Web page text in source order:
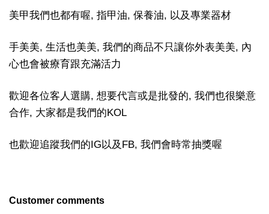
美甲我們也都有喔, 指甲油, 保養油, 以及專業器材
手美美, 生活也美美, 我們的商品不只讓你外表美美, 內
心也會被療育跟充滿活力
歡迎各位客人選購, 想要代言或是批發的, 我們也很樂意
合作, 大家都是我們的KOL
也歡迎追蹤我們的IG以及FB, 我們會時常抽獎喔
Customer comments